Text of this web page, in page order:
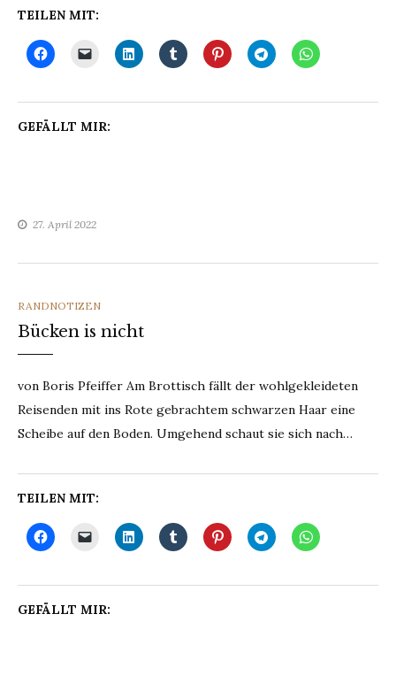
TEILEN MIT:
GEFÄLLT MIR:
27. April 2022
CATEGORIES
RANDNOTIZEN
Bücken is nicht
von Boris Pfeiffer Am Brottisch fällt der wohlgekleideten
Reisenden mit ins Rote gebrachtem schwarzen Haar eine
Scheibe auf den Boden. Umgehend schaut sie sich nach…
TEILEN MIT:
GEFÄLLT MIR: